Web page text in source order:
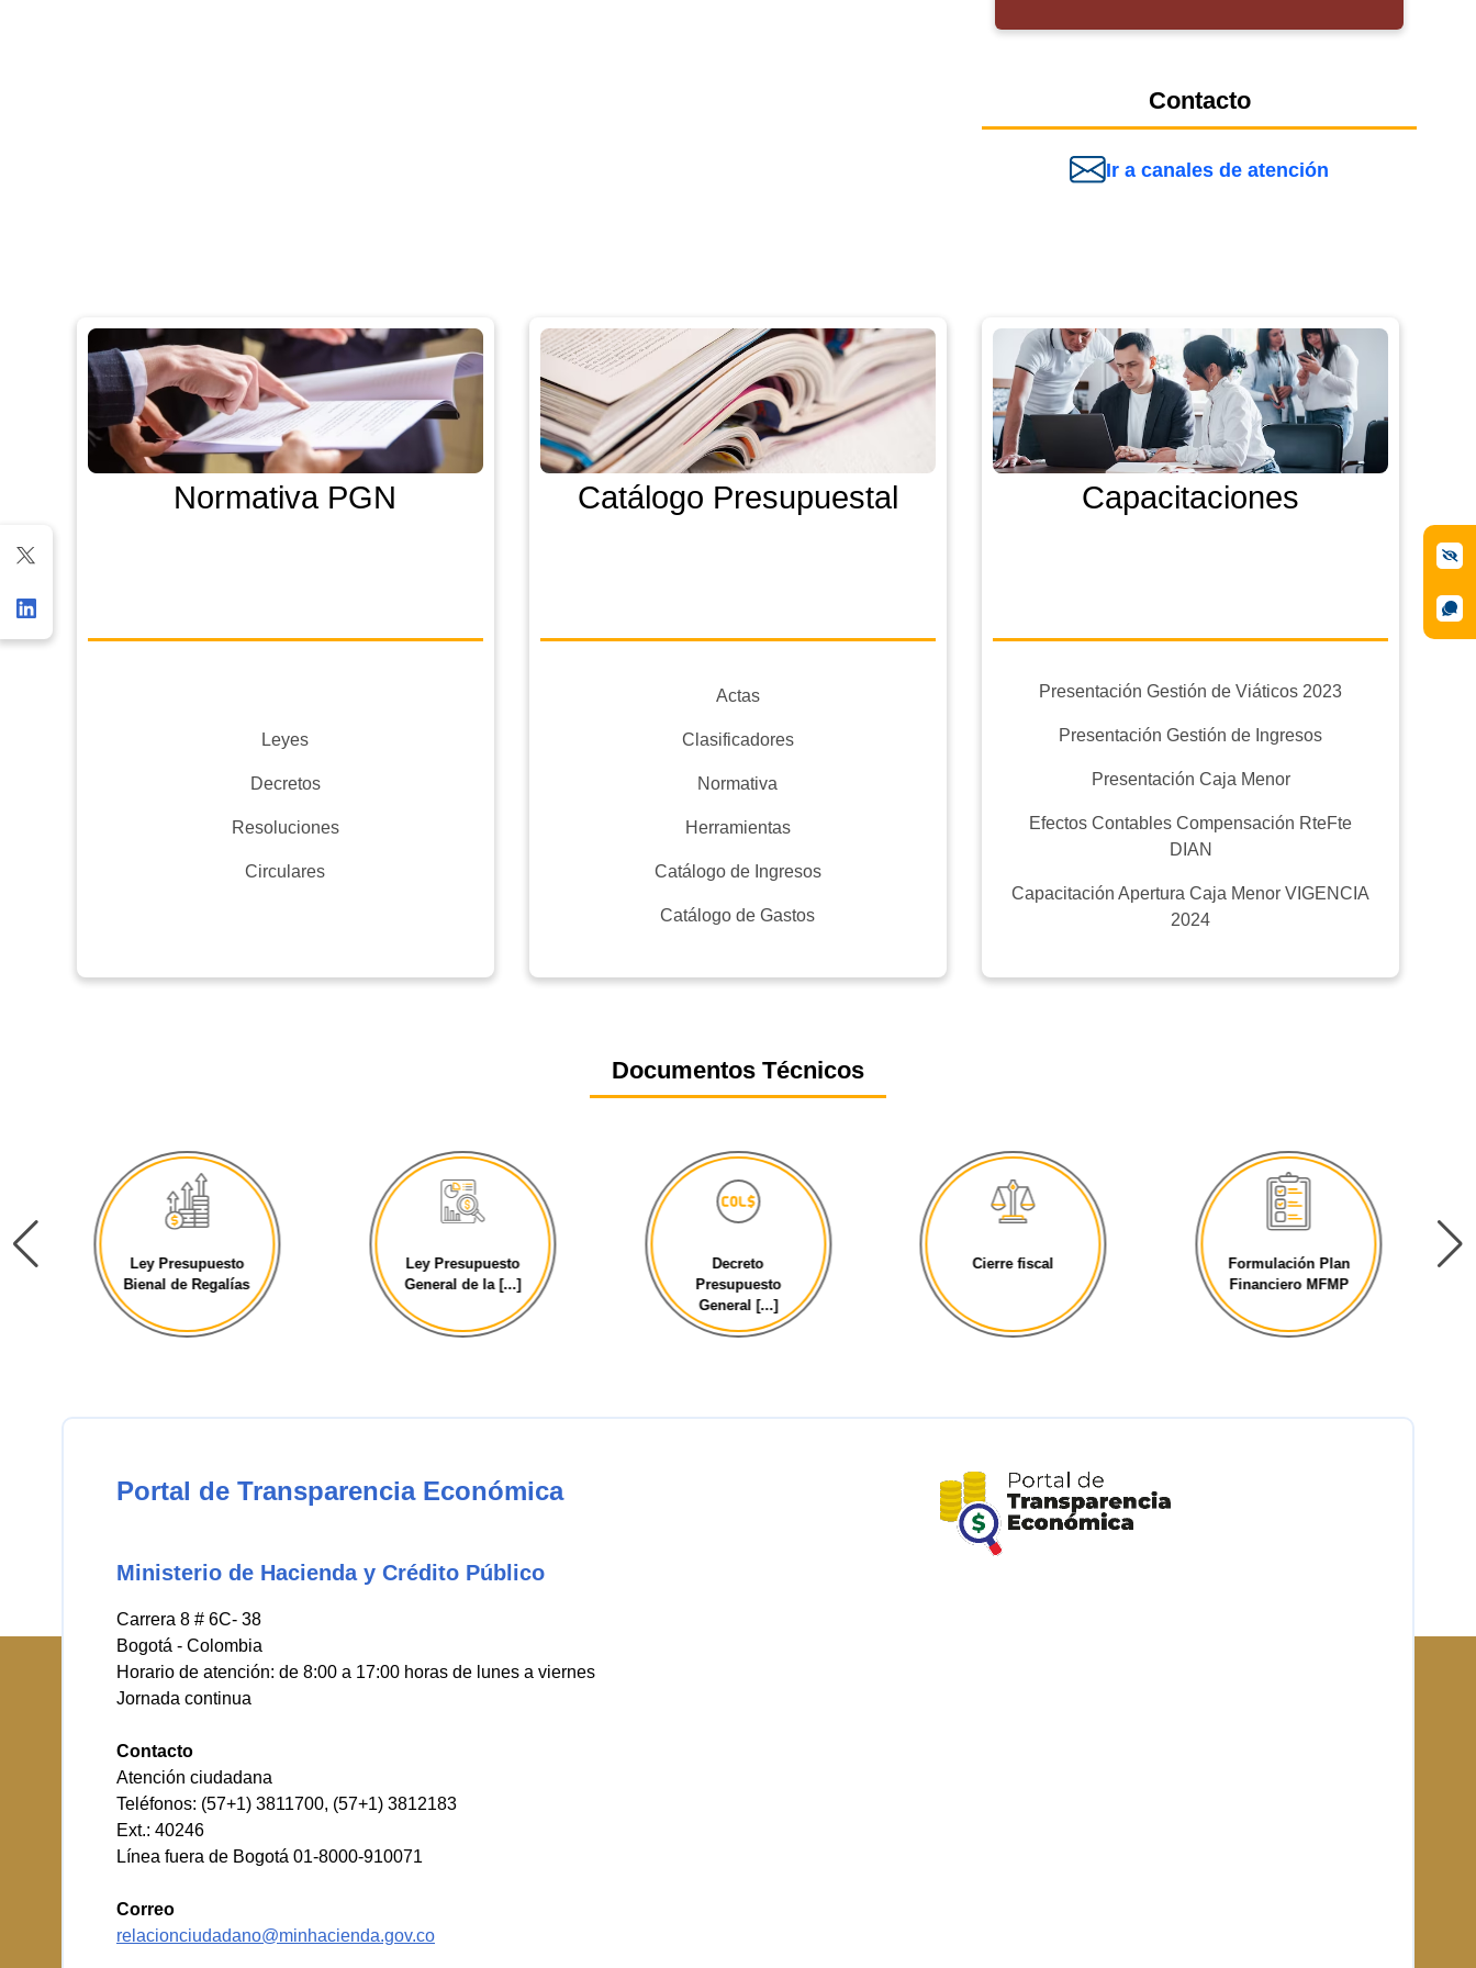
Contacto
Ir a canales de atención
Normativa PGN
Leyes
Decretos
Resoluciones
Circulares
Catálogo Presupuestal
Actas
Clasificadores
Normativa
Herramientas
Catálogo de Ingresos
Catálogo de Gastos
Capacitaciones
Presentación Gestión de Viáticos 2023
Presentación Gestión de Ingresos
Presentación Caja Menor
Efectos Contables Compensación RteFte
DIAN
Capacitación Apertura Caja Menor VIGENCIA
2024
Documentos Técnicos
Ley Presupuesto
Bienal de Regalías
Ley Presupuesto
General de la [...]
Decreto
Presupuesto
General [...]
Cierre fiscal
Formulación Plan
Financiero MFMP
Portal de Transparencia Económica
Ministerio de Hacienda y Crédito Público
Carrera 8 # 6C- 38
Bogotá - Colombia
Horario de atención: de 8:00 a 17:00 horas de lunes a viernes
Jornada continua
Contacto
Atención ciudadana
Teléfonos: (57+1) 3811700, (57+1) 3812183
Ext.: 40246
Línea fuera de Bogotá 01-8000-910071
Correo
relacionciudadano@minhacienda.gov.co